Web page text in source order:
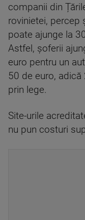
companii din
rovinietei, percep
poate ajunge la
Astfel, șoferii
euro pentru un
50 de euro,
prin lege.
Site-urile
nu pun costuri